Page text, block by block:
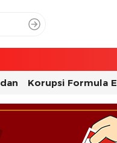
Korupsi Formula E